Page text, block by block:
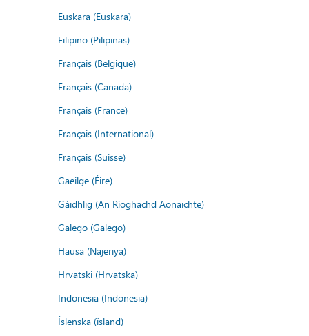
Euskara (Euskara)
Filipino (Pilipinas)
Français (Belgique)
Français (Canada)
Français (France)
Français (International)
Français (Suisse)
Gaeilge (Éire)
Gàidhlig (An Rìoghachd Aonaichte)
Galego (Galego)
Hausa (Najeriya)
Hrvatski (Hrvatska)
Indonesia (Indonesia)
Íslenska (ísland)